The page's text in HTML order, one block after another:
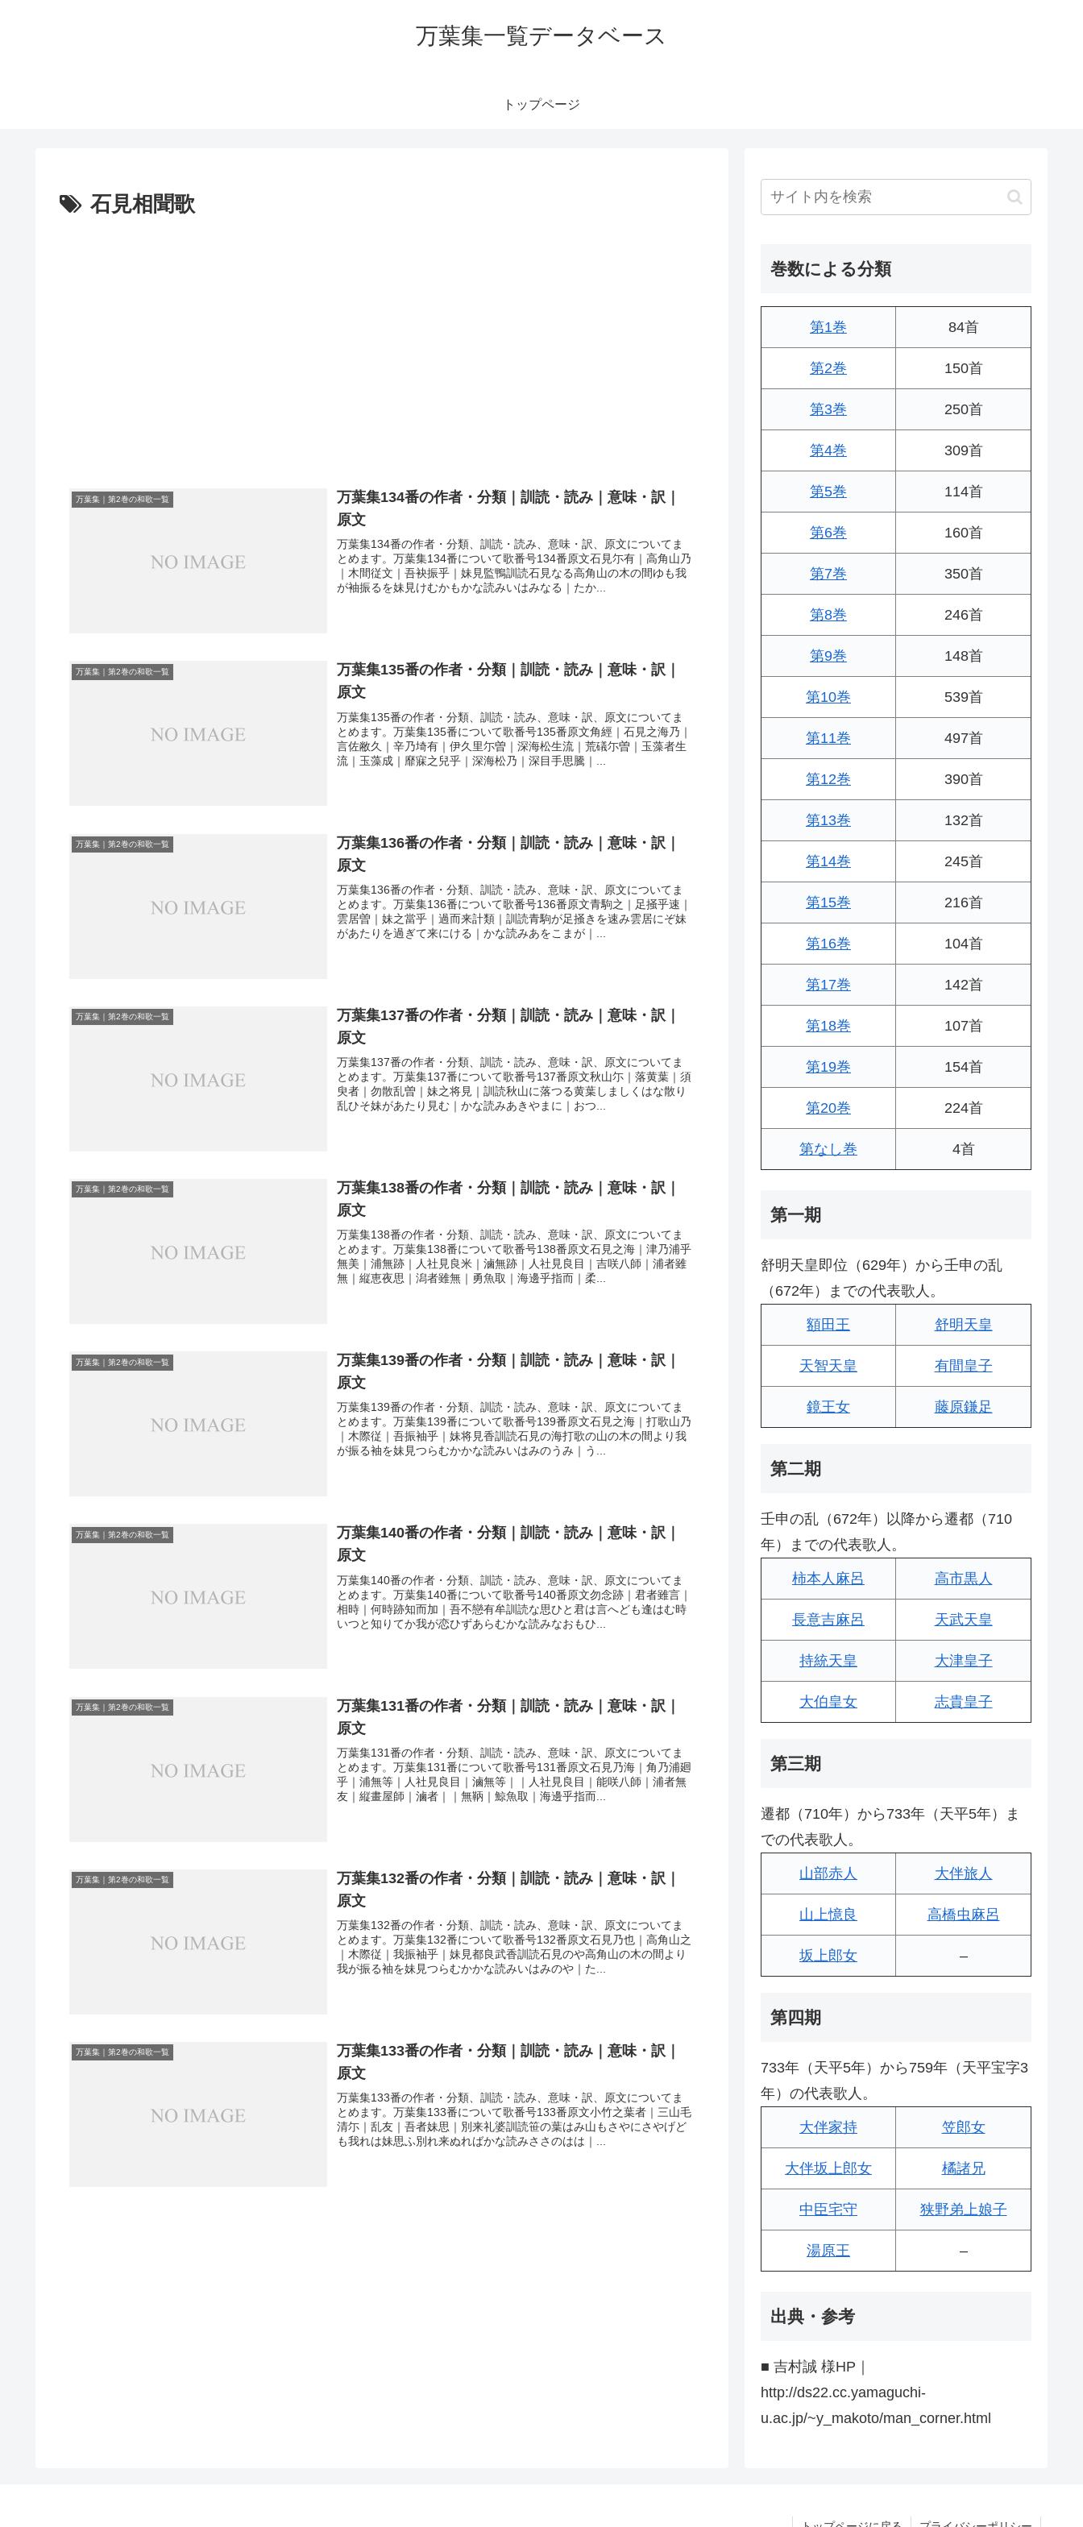
万葉集一覧データベース
トップページ
石見相聞歌
万葉集｜第2巻の和歌一覧
万葉集134番の作者・分類｜訓読・読み｜意味・訳｜
原文
万葉集134番の作者・分類、訓読・読み、意味・訳、原文についてま
とめます。万葉集134番について歌番号134番原文石見尓有｜高角山乃
｜木間従文｜吾袂振乎｜妹見監鴨訓読石見なる高角山の木の間ゆも我
が袖振るを妹見けむかもかな読みいはみなる｜たか...
万葉集｜第2巻の和歌一覧
万葉集135番の作者・分類｜訓読・読み｜意味・訳｜
原文
万葉集135番の作者・分類、訓読・読み、意味・訳、原文についてま
とめます。万葉集135番について歌番号135番原文角經｜石見之海乃｜
言佐敝久｜辛乃埼有｜伊久里尓曽｜深海松生流｜荒礒尓曽｜玉藻者生
流｜玉藻成｜靡寐之兒乎｜深海松乃｜深目手思騰｜...
万葉集｜第2巻の和歌一覧
万葉集136番の作者・分類｜訓読・読み｜意味・訳｜
原文
万葉集136番の作者・分類、訓読・読み、意味・訳、原文についてま
とめます。万葉集136番について歌番号136番原文青駒之｜足掻乎速｜
雲居曽｜妹之當乎｜過而来計類｜訓読青駒が足掻きを速み雲居にぞ妹
があたりを過ぎて来にける｜かな読みあをこまが｜...
万葉集｜第2巻の和歌一覧
万葉集137番の作者・分類｜訓読・読み｜意味・訳｜
原文
万葉集137番の作者・分類、訓読・読み、意味・訳、原文についてま
とめます。万葉集137番について歌番号137番原文秋山尓｜落黄葉｜須
臾者｜勿散乱曽｜妹之将見｜訓読秋山に落つる黄葉しましくはな散り
乱ひそ妹があたり見む｜かな読みあきやまに｜おつ...
万葉集｜第2巻の和歌一覧
万葉集138番の作者・分類｜訓読・読み｜意味・訳｜
原文
万葉集138番の作者・分類、訓読・読み、意味・訳、原文についてま
とめます。万葉集138番について歌番号138番原文石見之海｜津乃浦乎
無美｜浦無跡｜人社見良米｜滷無跡｜人社見良目｜吉咲八師｜浦者雖
無｜縦恵夜思｜潟者雖無｜勇魚取｜海邊乎指而｜柔...
万葉集｜第2巻の和歌一覧
万葉集139番の作者・分類｜訓読・読み｜意味・訳｜
原文
万葉集139番の作者・分類、訓読・読み、意味・訳、原文についてま
とめます。万葉集139番について歌番号139番原文石見之海｜打歌山乃
｜木際従｜吾振袖乎｜妹将見香訓読石見の海打歌の山の木の間より我
が振る袖を妹見つらむかかな読みいはみのうみ｜う...
万葉集｜第2巻の和歌一覧
万葉集140番の作者・分類｜訓読・読み｜意味・訳｜
原文
万葉集140番の作者・分類、訓読・読み、意味・訳、原文についてま
とめます。万葉集140番について歌番号140番原文勿念跡｜君者雖言｜
相時｜何時跡知而加｜吾不戀有牟訓読な思ひと君は言へども逢はむ時
いつと知りてか我が恋ひずあらむかな読みなおもひ...
万葉集｜第2巻の和歌一覧
万葉集131番の作者・分類｜訓読・読み｜意味・訳｜
原文
万葉集131番の作者・分類、訓読・読み、意味・訳、原文についてま
とめます。万葉集131番について歌番号131番原文石見乃海｜角乃浦廻
乎｜浦無等｜人社見良目｜滷無等｜｜人社見良目｜能咲八師｜浦者無
友｜縦畫屋師｜滷者｜｜無鞆｜鯨魚取｜海邊乎指而...
万葉集｜第2巻の和歌一覧
万葉集132番の作者・分類｜訓読・読み｜意味・訳｜
原文
万葉集132番の作者・分類、訓読・読み、意味・訳、原文についてま
とめます。万葉集132番について歌番号132番原文石見乃也｜高角山之
｜木際従｜我振袖乎｜妹見都良武香訓読石見のや高角山の木の間より
我が振る袖を妹見つらむかかな読みいはみのや｜た...
万葉集｜第2巻の和歌一覧
万葉集133番の作者・分類｜訓読・読み｜意味・訳｜
原文
万葉集133番の作者・分類、訓読・読み、意味・訳、原文についてま
とめます。万葉集133番について歌番号133番原文小竹之葉者｜三山毛
清尓｜乱友｜吾者妹思｜別来礼婆訓読笹の葉はみ山もさやにさやげど
も我れは妹思ふ別れ来ぬればかな読みささのはは｜...
巻数による分類
第1巻 84首
第2巻 150首
第3巻 250首
第4巻 309首
第5巻 114首
第6巻 160首
第7巻 350首
第8巻 246首
第9巻 148首
第10巻 539首
第11巻 497首
第12巻 390首
第13巻 132首
第14巻 245首
第15巻 216首
第16巻 104首
第17巻 142首
第18巻 107首
第19巻 154首
第20巻 224首
第なし巻 4首
第一期
舒明天皇即位（629年）から壬申の乱
（672年）までの代表歌人。
額田王 舒明天皇
天智天皇 有間皇子
鏡王女 藤原鎌足
第二期
壬申の乱（672年）以降から遷都（710
年）までの代表歌人。
柿本人麻呂 高市黒人
長意吉麻呂 天武天皇
持統天皇 大津皇子
大伯皇女 志貴皇子
第三期
遷都（710年）から733年（天平5年）ま
での代表歌人。
山部赤人 大伴旅人
山上憶良 高橋虫麻呂
坂上郎女 –
第四期
733年（天平5年）から759年（天平宝字3
年）の代表歌人。
大伴家持 笠郎女
大伴坂上郎女 橘諸兄
中臣宅守 狭野弟上娘子
湯原王 –
出典・参考
■ 吉村誠 様HP｜
http://ds22.cc.yamaguchi-
u.ac.jp/~y_makoto/man_corner.html